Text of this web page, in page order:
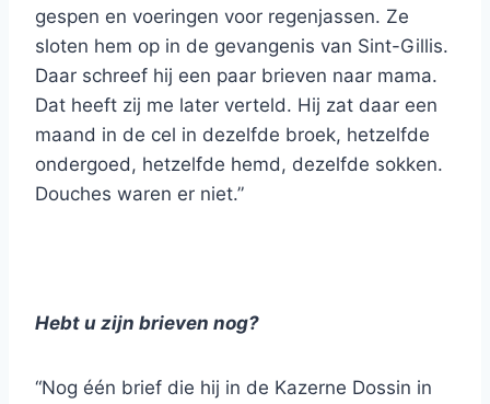
gespen en voeringen voor regenjassen. Ze
sloten hem op in de gevangenis van Sint-Gillis.
Daar schreef hij een paar brieven naar mama.
Dat heeft zij me later verteld. Hij zat daar een
maand in de cel in dezelfde broek, hetzelfde
ondergoed, hetzelfde hemd, dezelfde sokken.
Douches waren er niet.”
Hebt u zijn brieven nog?
“Nog één brief die hij in de Kazerne Dossin in